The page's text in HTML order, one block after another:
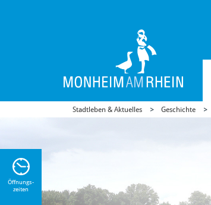
Stadtleben & Aktuelles Geschichte
Öffnungs-
zeiten
Sie
zu